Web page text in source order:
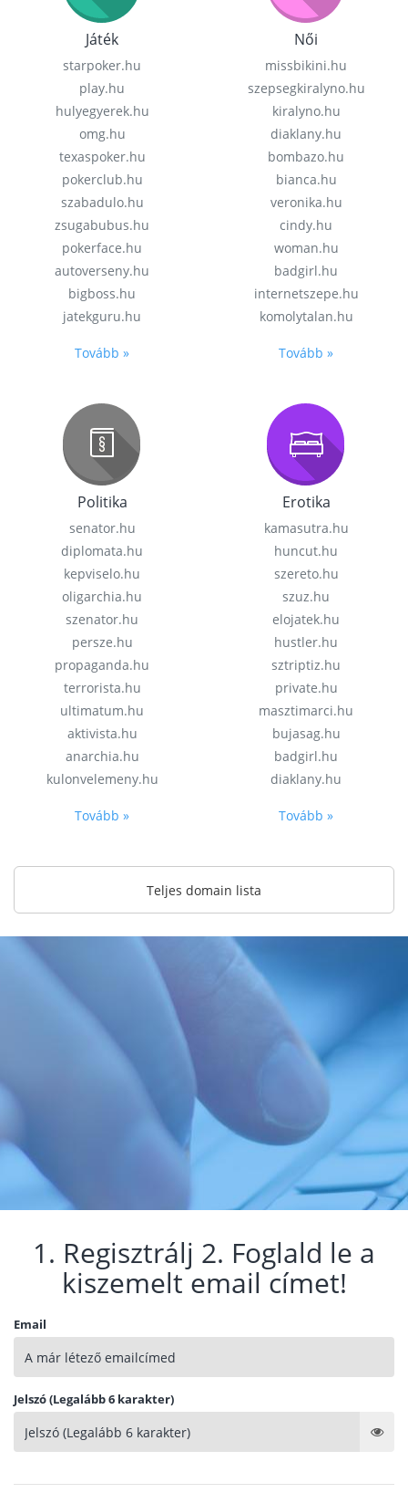
Játék
starpoker.hu
play.hu
hulyegyerek.hu
omg.hu
texaspoker.hu
pokerclub.hu
szabadulo.hu
zsugabubus.hu
pokerface.hu
autoverseny.hu
bigboss.hu
jatekguru.hu
Tovább »
Női
missbikini.hu
szepsegkiralyno.hu
kiralyno.hu
diaklany.hu
bombazo.hu
bianca.hu
veronika.hu
cindy.hu
woman.hu
badgirl.hu
internetszepe.hu
komolytalan.hu
Tovább »
Politika
senator.hu
diplomata.hu
kepviselo.hu
oligarchia.hu
szenator.hu
persze.hu
propaganda.hu
terrorista.hu
ultimatum.hu
aktivista.hu
anarchia.hu
kulonvelemeny.hu
Tovább »
Erotika
kamasutra.hu
huncut.hu
szereto.hu
szuz.hu
elojatek.hu
hustler.hu
sztriptiz.hu
private.hu
masztimarci.hu
bujasag.hu
badgirl.hu
diaklany.hu
Tovább »
Teljes domain lista
1. Regisztrálj 2. Foglald le a
kiszemelt email címet!
Email
Jelszó (Legalább 6 karakter)